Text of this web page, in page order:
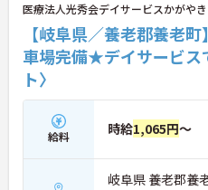
医療法人光秀会デイサービスかがやき
【岐阜県／養老郡養老
車場完備★デイサービス
ト〉
給料 時給1,065円～
岐阜県 養老郡養